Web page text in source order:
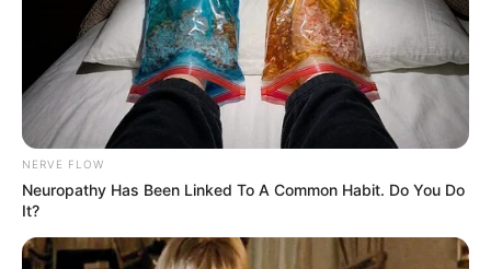
NERVE FLOW
Neuropathy Has Been Linked To A Common Habit. Do You Do
It?